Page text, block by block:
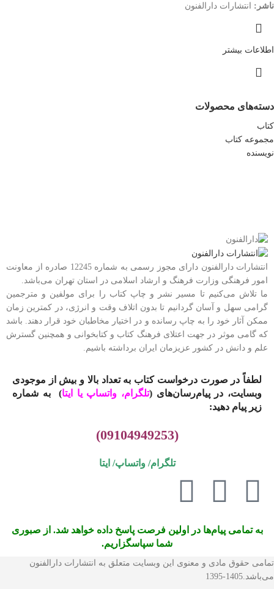
دسته‌های محصولات
کتاب
مجموعه کتاب
نویسنده
ناشر: انتشارات دارالفنون
اطلاعات بیشتر
انتشارات دارالفنون دارای مجوز رسمی به شماره 12245 صادره از معاونت
امور فرهنگی وزارت فرهنگ و ارشاد اسلامی در استان تهران می‌باشد.
ما تلاش می‌کنیم تا مسیر نشر و چاپ کتاب را برای مولفین و مترجمین
گرامی سهل و آسان گردانیم تا بدون اتلاف وقت و انرژی، در کمترین زمان
ممکن آثار خود را به چاپ رسانده و در اختیار مخاطبان خود قرار دهند. باشد
که گامی موثر در جهت اعتلای فرهنگ کتاب و کتابخوانی و همچنین گسترش
علم و دانش در کشور عزیزمان ایران برداشته باشیم.
لطفاً در صورت درخواست کتاب به تعداد بالا و بیش از موجودی
وبسایت، در پیام‌رسان‌های (تلگرام، واتساپ یا ایتا)
به شماره
زیر پیام دهید:
(09104949253)
تلگرام/ واتساپ/ ایتا
به تمامی پیام‌ها در اولین فرصت پاسخ داده خواهد شد. از صبوری
شما سپاسگزاریم.
تمامی حقوق مادی و معنوی این وبسایت متعلق به انتشارات دارالفنون
می‌باشد.1405-1395